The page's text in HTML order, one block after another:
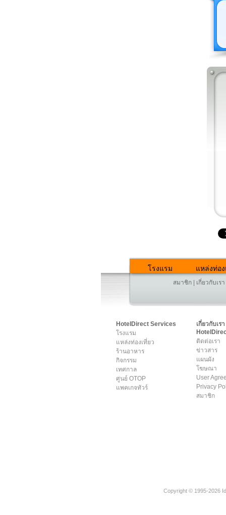
โรงแรม แหล่งท่อง
สมาชิก เกี่ยวกับเรา
HotelDirect Services
โรงแรม
แหล่งท่องเที่ยว
ร้านอาหาร
กิจกรรม
เทศกาล
ศูนย์ OTOP
แพคเกจทัวร์
เกี่ยวกับเรา
ติดต่อเรา
ข่าวสาร
แผนผัง
โฆษณา
User
Privacy
สมาชิก
Copyright © 1995-2026